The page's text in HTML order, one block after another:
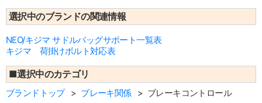
選択中のブランドの関連情報
NEO/キジマ サドルバッグサポート一覧表
キジマ 荷掛けボルト対応表
■選択中のカテゴリ
ブランドトップ ブレーキ関係 ブレーキコントロール